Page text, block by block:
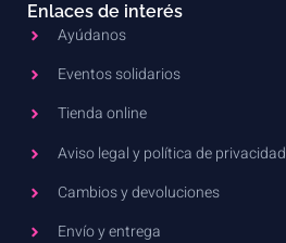
Enlaces de interés
Ayúdanos
Eventos solidarios
Tienda online
Aviso legal y política de privacidad
Cambios y devoluciones
Envío y entrega